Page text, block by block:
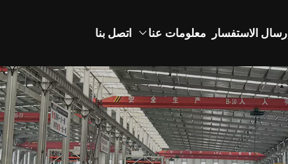
إرسال الاستفسار معلومات عنا اتصل بنا